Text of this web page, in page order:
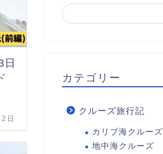
日
日
カテゴリー
クルーズ旅行記
カリブ海クルーズ
地中海クルーズ